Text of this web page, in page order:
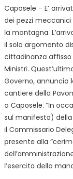
Caposele – E’
dei pezzi
la montagna.
il solo argomento
cittadinanza affisso
Ministri.
Governo, annuncia
cantiere della
a Caposele. “In
sul manifesto) della
il Commissario
presente alla
l’esercito della